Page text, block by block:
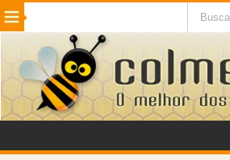
Beleza Cinema e TV
Internet Jogos NotÃ­cias
VeÃ­culos Adulto